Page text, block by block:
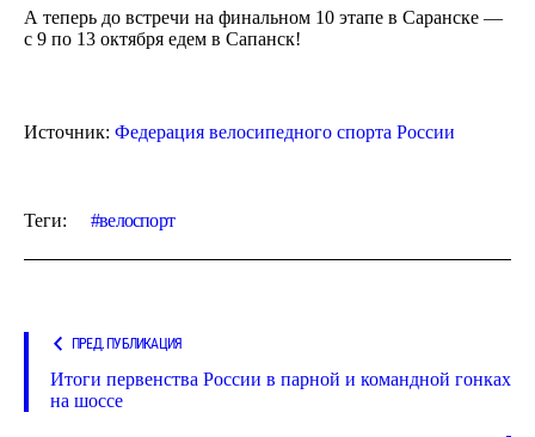
А теперь до встречи на финальном 10 этапе в Саранске —
с 9 по 13 октября едем в Сапанск!
Источник: Федерация велосипедного спорта России
Теги: велоспорт
ПРЕД. ПУБЛИКАЦИЯ
Итоги первенства России в парной и командной гонках
на шоссе